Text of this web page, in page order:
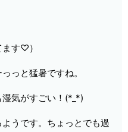
す♡）
っと猛暑ですね。
気がすごい！(*_*)
うです。ちょっとでも過